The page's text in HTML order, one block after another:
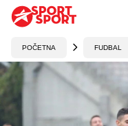
POČETNA FUDBAL